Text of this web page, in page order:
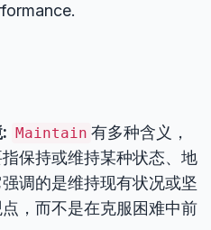
Maintain 有多种含义，
保持或维持某种状态、地
调的是维持现有状况或坚
，而不是在克服困难中前